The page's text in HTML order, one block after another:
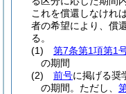
これを償還しなけれ
者の希望により、償
る。
(1)
第7条第1項第1
の期間
(2)
前号に掲げる
の期間。 ただし、